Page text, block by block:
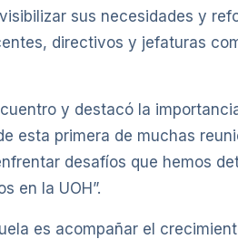
sus necesidades y
directivos y jefaturas
y destacó la
esta primera de muchas
desafíos que hemos
en la UOH”.
es acompañar el